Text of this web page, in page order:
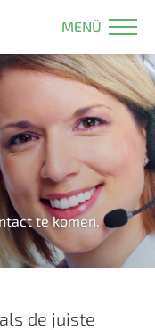
MENÜ
te komen.
de juiste